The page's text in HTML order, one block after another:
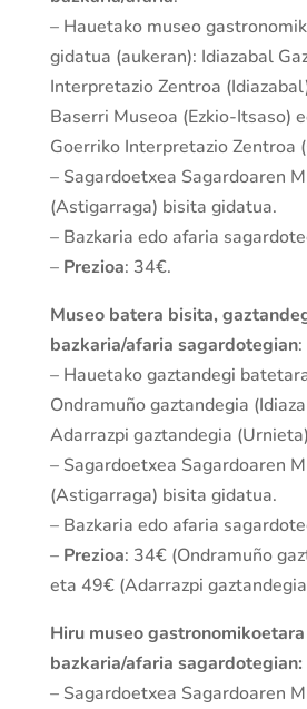
– Hauetako museo
gidatua (aukeran): Idiazabal
Interpretazio Zentroa
Baserri Museoa (Ezkio-Itsaso)
Goerriko Interpretazio Zentroa
– Sagardoetxea Sagardoaren
(Astigarraga) bisita gidatua.
– Bazkaria edo afaria
– Prezioa: 34€.
Museo batera bisita,
bazkaria/afaria sagardotegian:
– Hauetako gaztandegi
Ondramuño gaztandegia
Adarrazpi gaztandegia
– Sagardoetxea Sagardoaren
(Astigarraga) bisita gidatua.
– Bazkaria edo afaria
– Prezioa: 34€ (Ondramuño
eta 49€ (Adarrazpi
Hiru museo
bazkaria/afaria sagardotegian:
– Sagardoetxea Sagardoaren